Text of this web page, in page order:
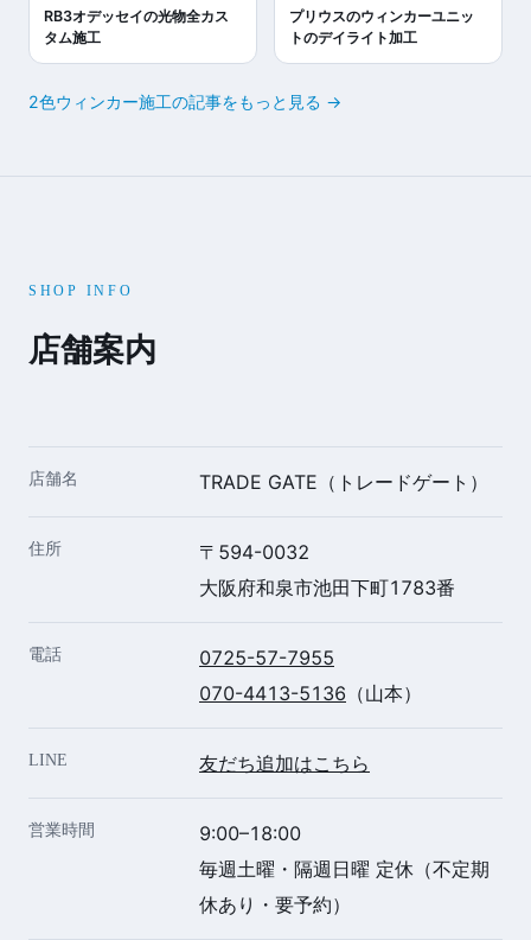
RB3オデッセイの光物全カス
タム施工
プリウスのウィンカーユニッ
トのデイライト加工
2色ウィンカー施工の記事をもっと見る →
SHOP INFO
店舗案内
店舗名 TRADE GATE（トレードゲート）
住所
〒594-0032
大阪府和泉市池田下町1783番
電話
0725-57-7955
070-4413-5136 （山本）
LINE 友だち追加はこちら
営業時間
9:00–18:00
毎週土曜・隔週日曜 定休（不定期
休あり・要予約）